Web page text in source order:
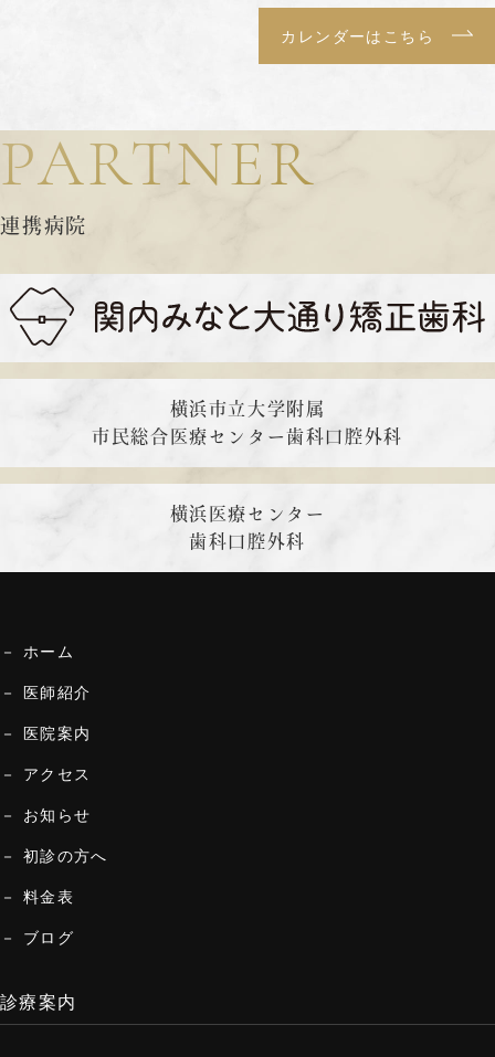
カレンダーはこちら
PARTNER
連携病院
横浜市立大学附属
市民総合医療センター歯科口腔外科
横浜医療センター
歯科口腔外科
ホーム
医師紹介
医院案内
アクセス
お知らせ
初診の方へ
料金表
ブログ
診療案内